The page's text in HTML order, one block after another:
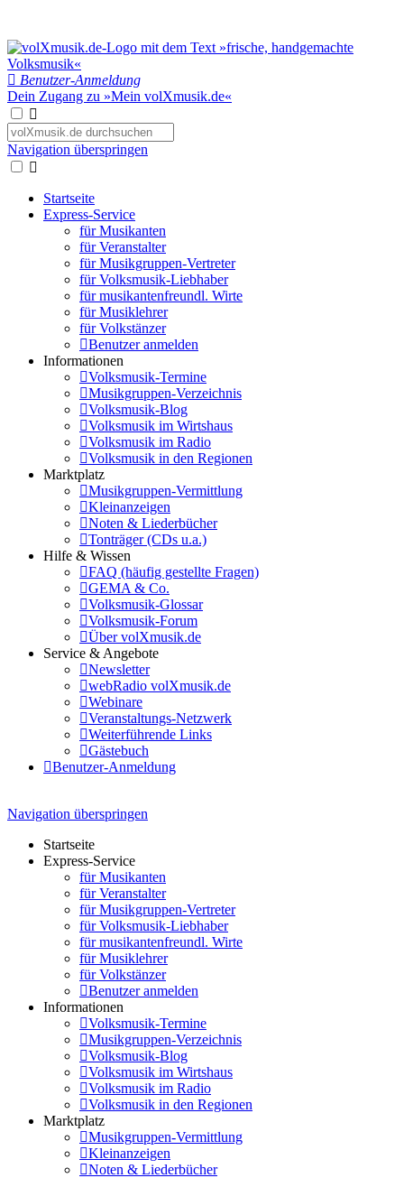
Benutzer-Anmeldung
Dein Zugang zu »Mein volXmusik.de«
Navigation überspringen
Startseite
Express-Service
für Musikanten
für Veranstalter
für Musikgruppen-Vertreter
für Volksmusik-Liebhaber
für musikantenfreundl. Wirte
für Musiklehrer
für Volkstänzer
Benutzer anmelden
Informationen
Volksmusik-Termine
Musikgruppen-Verzeichnis
Volksmusik-Blog
Volksmusik im Wirtshaus
Volksmusik im Radio
Volksmusik in den Regionen
Marktplatz
Musikgruppen-Vermittlung
Kleinanzeigen
Noten & Liederbücher
Tonträger (CDs u.a.)
Hilfe & Wissen
FAQ (häufig gestellte Fragen)
GEMA & Co.
Volksmusik-Glossar
Volksmusik-Forum
Über volXmusik.de
Service & Angebote
Newsletter
webRadio volXmusik.de
Webinare
Veranstaltungs-Netzwerk
Weiterführende Links
Gästebuch
Benutzer-Anmeldung
Navigation überspringen
Startseite
Express-Service
für Musikanten
für Veranstalter
für Musikgruppen-Vertreter
für Volksmusik-Liebhaber
für musikantenfreundl. Wirte
für Musiklehrer
für Volkstänzer
Benutzer anmelden
Informationen
Volksmusik-Termine
Musikgruppen-Verzeichnis
Volksmusik-Blog
Volksmusik im Wirtshaus
Volksmusik im Radio
Volksmusik in den Regionen
Marktplatz
Musikgruppen-Vermittlung
Kleinanzeigen
Noten & Liederbücher